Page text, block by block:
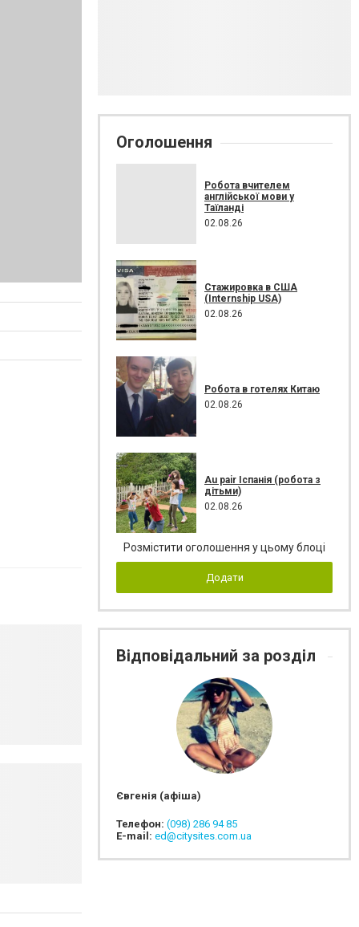
Оголошення
Робота вчителем
англійської мови у
Таїланді
02.08.26
Стажировка в США
(Internship USA)
02.08.26
Робота в готелях Китаю
02.08.26
Au pair Іспанія (робота з
дітьми)
02.08.26
Розмістити оголошення у цьому блоці
Додати
Відповідальний за розділ
Євгенія (афіша)
Телефон: (098) 286 94 85
E-mail: ed@citysites.com.ua